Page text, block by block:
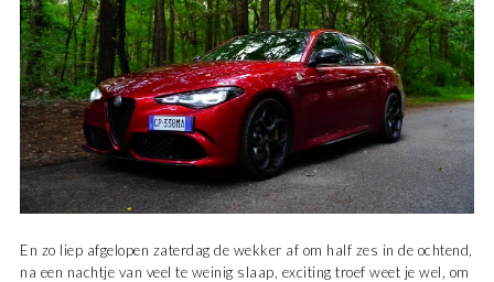
En zo liep afgelopen zaterdag de wekker af om half zes in de ochtend,
na een nachtje van veel te weinig slaap, exciting troef weet je wel, om